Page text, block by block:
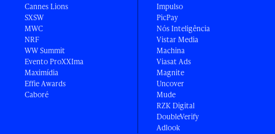
Cannes Lions
SXSW
MWC
NRF
WW Summit
Evento ProXXIma
Maximídia
Effie Awards
Caboré
Impulso
PicPay
Nós Inteligência
Vistar Media
Machina
Viasat Ads
Magnite
Uncover
Mude
RZK Digital
DoubleVerify
Adlook